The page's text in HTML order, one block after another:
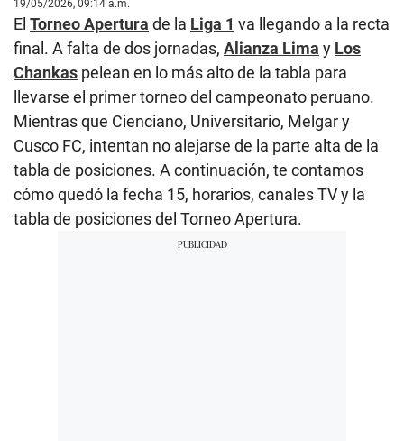
19/05/2026, 09:14 a.m.
El Torneo Apertura de la Liga 1 va llegando a la recta
final. A falta de dos jornadas, Alianza Lima y Los
Chankas pelean en lo más alto de la tabla para
llevarse el primer torneo del campeonato peruano.
Mientras que Cienciano, Universitario, Melgar y
Cusco FC, intentan no alejarse de la parte alta de la
tabla de posiciones. A continuación, te contamos
cómo quedó la fecha 15, horarios, canales TV y la
tabla de posiciones del Torneo Apertura.